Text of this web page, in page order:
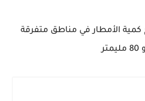
كمية الأمطار في مناطق متفرقة